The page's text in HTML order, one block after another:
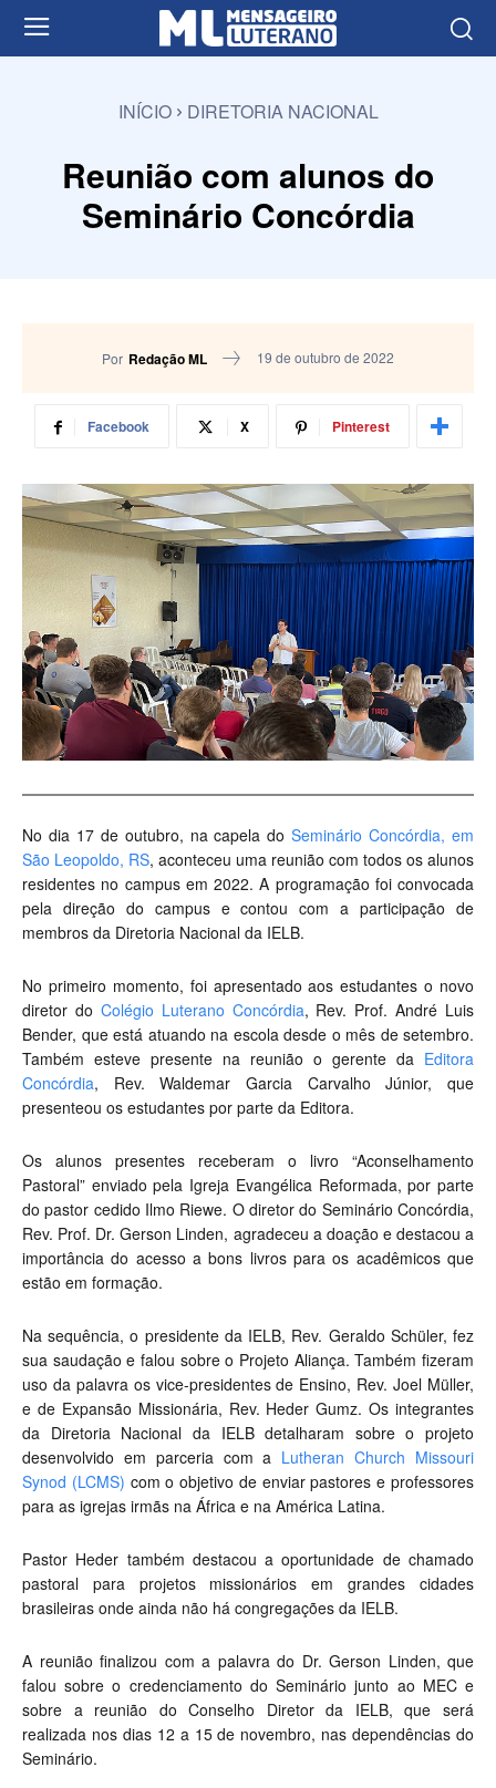
INÍCIO DIRETORIA NACIONAL
Reunião com alunos do
Seminário Concórdia
Por Redação ML 19 de outubro de 2022
Facebook X Pinterest
No dia 17 de outubro, na capela doSeminário Concórdia, em
São Leopoldo, RS, aconteceu uma reunião com todos os alunos
residentes no campus em 2022. A programação foi convocada
pela direção do campus e contou com a participação de
membros da Diretoria Nacional da IELB.
No primeiro momento, foi apresentado aos estudantes o novo
diretor do Colégio Luterano Concórdia, Rev. Prof. André Luis
Bender, que está atuando na escola desde o mês de setembro.
Também esteve presente na reunião o gerente da Editora
Concórdia, Rev. Waldemar Garcia Carvalho Júnior, que
presenteou os estudantes por parte da Editora.
Os alunos presentes receberam o livro “Aconselhamento
Pastoral” enviado pela Igreja Evangélica Reformada, por parte
do pastor cedido Ilmo Riewe. O diretor do Seminário Concórdia,
Rev. Prof. Dr. Gerson Linden, agradeceu a doação e destacou a
importância do acesso a bons livros para os acadêmicos que
estão em formação.
Na sequência, o presidente da IELB, Rev. Geraldo Schüler, fez
sua saudação e falou sobre o Projeto Aliança. Também fizeram
uso da palavra os vice-presidentes de Ensino, Rev. Joel Müller,
e de Expansão Missionária, Rev. Heder Gumz. Os integrantes
da Diretoria Nacional da IELB detalharam sobre o projeto
desenvolvido em parceria com a Lutheran Church Missouri
Synod (LCMS) com o objetivo de enviar pastores e professores
para as igrejas irmãs na África e na América Latina.
Pastor Heder também destacou a oportunidade de chamado
pastoral para projetos missionários em grandes cidades
brasileiras onde ainda não há congregações da IELB.
A reunião finalizou com a palavra do Dr. Gerson Linden, que
falou sobre o credenciamento do Seminário junto ao MEC e
sobre a reunião do Conselho Diretor da IELB, que será
realizada nos dias 12 a 15 de novembro, nas dependências do
Seminário.